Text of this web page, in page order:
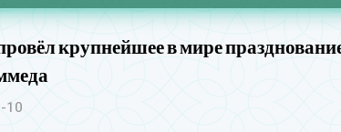
крупнейшее в мире
10